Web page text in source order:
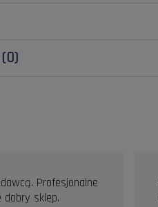
Profesjonalne
dobry sklep.